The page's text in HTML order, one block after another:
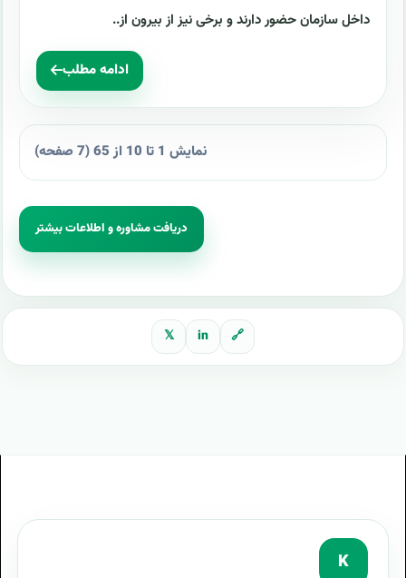
داخل سازمان حضور دارند و برخی نیز از بیرون از..
ادامه مطلب
نمایش 1 تا 10 از 65 (7 صفحه)
دریافت مشاوره و اطلاعات بیشتر
🔗
in
𝕏
K